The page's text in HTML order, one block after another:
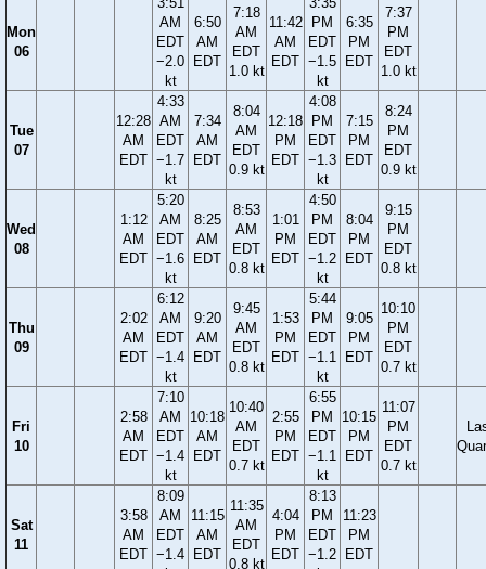
Mon
06
AM
EDT
−2.0
kt
6:50
AM
EDT
7:18
AM
EDT
1.0 kt
11:42
AM
EDT
PM
EDT
−1.5
kt
6:35
PM
EDT
7:37
PM
EDT
1.0 kt
Tue
07
12:28
AM
EDT
4:33
AM
EDT
−1.7
kt
7:34
AM
EDT
8:04
AM
EDT
0.9 kt
12:18
PM
EDT
4:08
PM
EDT
−1.3
kt
7:15
PM
EDT
8:24
PM
EDT
0.9 kt
Wed
08
1:12
AM
EDT
5:20
AM
EDT
−1.6
kt
8:25
AM
EDT
8:53
AM
EDT
0.8 kt
1:01
PM
EDT
4:50
PM
EDT
−1.2
kt
8:04
PM
EDT
9:15
PM
EDT
0.8 kt
Thu
09
2:02
AM
EDT
6:12
AM
EDT
−1.4
kt
9:20
AM
EDT
9:45
AM
EDT
0.8 kt
1:53
PM
EDT
5:44
PM
EDT
−1.1
kt
9:05
PM
EDT
10:10
PM
EDT
0.7 kt
Fri
10
2:58
AM
EDT
7:10
AM
EDT
−1.4
kt
10:18
AM
EDT
10:40
AM
EDT
0.7 kt
2:55
PM
EDT
6:55
PM
EDT
−1.1
kt
10:15
PM
EDT
11:07
PM
EDT
0.7 kt
Sat
11
3:58
AM
EDT
8:09
AM
EDT
−1.4
11:15
AM
EDT
11:35
AM
EDT
0.8 kt
4:04
PM
EDT
8:13
PM
EDT
−1.2
11:23
PM
EDT